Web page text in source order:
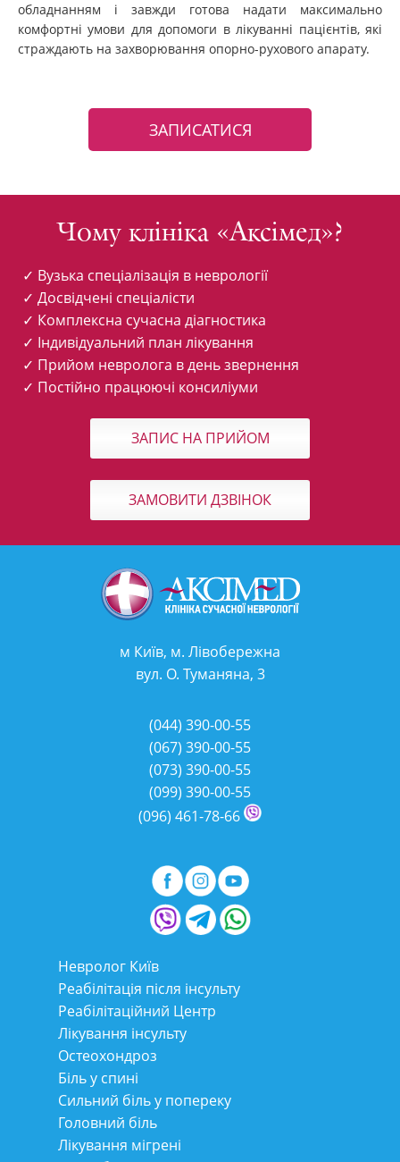
обладнанням і завжди готова надати максимально
комфортні умови для допомоги в лікуванні пацієнтів, які
страждають на захворювання опорно-рухового апарату.
ЗАПИСАТИСЯ
Чому клініка «Аксімед»?
✓ Вузька спеціалізація в неврології
✓ Досвідчені спеціалісти
✓ Комплексна сучасна діагностика
✓ Індивідуальний план лікування
✓ Прийом невролога в день звернення
✓ Постійно працюючі консиліуми
ЗАПИС НА ПРИЙОМ
ЗАМОВИТИ ДЗВІНОК
м Київ, м. Лівобережна
вул. О. Туманяна, 3
(044) 390-00-55
(067) 390-00-55
(073) 390-00-55
(099) 390-00-55
(096) 461-78-66
Невролог Київ
Реабілітація після інсульту
Реабілітаційний Центр
Лікування інсульту
Остеохондроз
Біль у спині
Сильний біль у попереку
Головний біль
Лікування мігрені